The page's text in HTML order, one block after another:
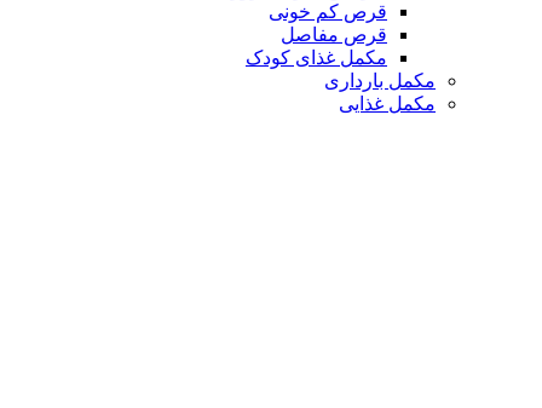
قرص کم خونی
قرص مفاصل
مکمل غذای کودک
مکمل بارداری
مکمل غذایی